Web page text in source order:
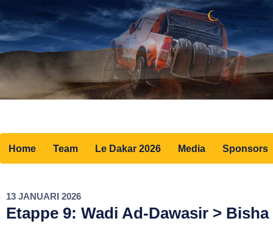
Home Team Le Dakar 2026 Media Sponsors
13 JANUARI 2026
Etappe 9: Wadi Ad-Dawasir >